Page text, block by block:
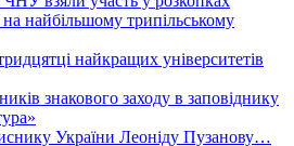
найбільшому трипільському
найкращих університетів
знакового заходу в заповіднику
України Леоніду Пузанову…